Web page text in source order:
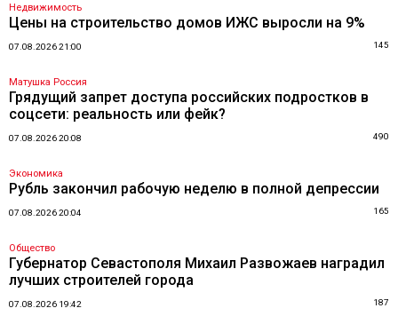
Недвижимость
Цены на строительство домов ИЖС выросли на 9%
07.08.2026 21:00 145
Матушка Россия
Грядущий запрет доступа российских подростков в
соцсети: реальность или фейк?
07.08.2026 20:08 490
Экономика
Рубль закончил рабочую неделю в полной депрессии
07.08.2026 20:04 165
Общество
Губернатор Севастополя Михаил Развожаев наградил
лучших строителей города
07.08.2026 19:42 187